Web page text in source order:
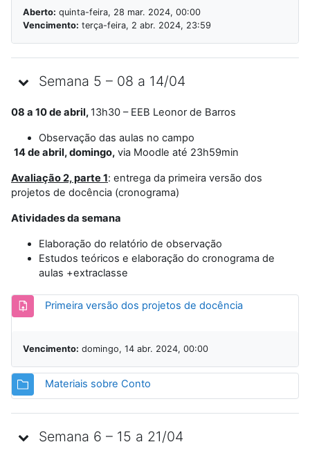
Aberto: quinta-feira, 28 mar. 2024, 00:00
Vencimento: terça-feira, 2 abr. 2024, 23:59
Semana 5 – 08 a 14/04
08 a 10 de abril, 13h30 – EEB Leonor de Barros
Observação das aulas no campo
14 de abril, domingo, via Moodle até 23h59min
Avaliação 2, parte 1: entrega da primeira versão dos
projetos de docência (cronograma)
Atividades da semana
Elaboração do relatório de observação
Estudos teóricos e elaboração do cronograma de
aulas +extraclasse
Primeira versão dos projetos de docênciaTarefa
Vencimento: domingo, 14 abr. 2024, 00:00
Materiais sobre Conto
Semana 6 – 15 a 21/04